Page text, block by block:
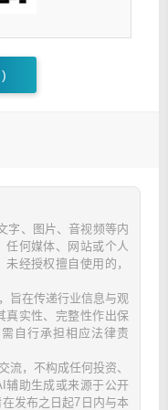
)
字、图片、音视频等内
任何媒体、网站或个人
经授权擅自使用的，
旨在传递行业信息与观
真实性、完整性作出保
自行承担相应法律责
流，不构成任何投资、
辅助生成或来源于公开
发布之日起7日内与本